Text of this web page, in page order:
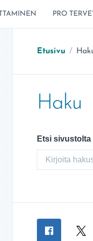
PRO
Etusivu / Olet
Haku
Etsi sivustolta
Jaa sivu
Jaa Jaa